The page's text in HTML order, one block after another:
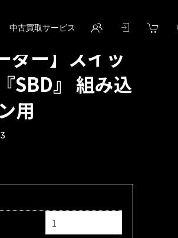
中古買取サービス
ダー】スイッ
SBD』 組み込
用